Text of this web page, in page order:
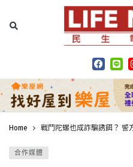
Home 戰鬥陀螺也成詐騙誘餌？ 警
合作媒體